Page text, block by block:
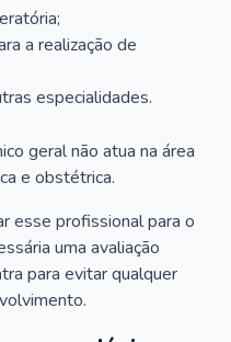
a realização de
especialidades.
geral não atua na área
e obstétrica.
esse profissional para o
uma avaliação
para evitar qualquer